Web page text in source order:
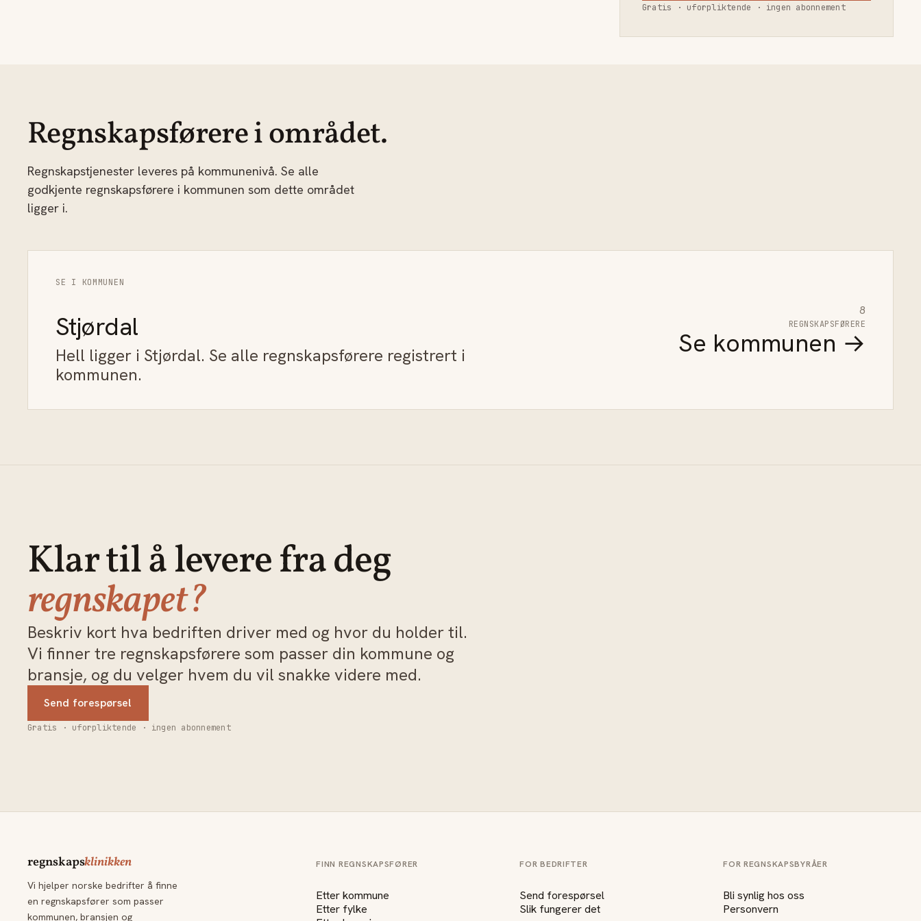
Gratis · uforpliktende · ingen abonnement
Regnskapsførere i området.
Regnskapstjenester leveres på kommunenivå. Se alle
godkjente regnskapsførere i kommunen som dette området
ligger i.
SE I KOMMUNEN
Stjørdal
Hell ligger i Stjørdal. Se alle regnskapsførere registrert i
kommunen.
8
REGNSKAPSFØRERE
Se kommunen →
Klar til å levere fra deg
regnskapet?
Beskriv kort hva bedriften driver med og hvor du holder til.
Vi finner tre regnskapsførere som passer din kommune og
bransje, og du velger hvem du vil snakke videre med.
Send forespørsel
Gratis · uforpliktende · ingen abonnement
regnskapsklinikken
Vi hjelper norske bedrifter å finne
en regnskapsfører som passer
kommunen, bransjen og
FINN REGNSKAPSFØRER
Etter kommune
Etter fylke
FOR BEDRIFTER
Send forespørsel
Slik fungerer det
FOR REGNSKAPSBYRÅER
Bli synlig hos oss
Personvern